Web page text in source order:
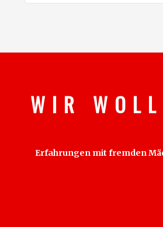
W I R W O L
Erfahrungen mit fremden